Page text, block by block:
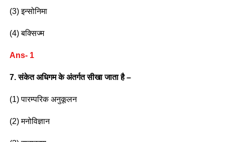
(3) इन्सोनिमा
(4) बक्सिज्म
Ans- 1
7. संकेत अधिगम के अंतर्गत सीखा जाता है –
(1) पारम्परिक अनुकूलन
(2) मनोविज्ञान